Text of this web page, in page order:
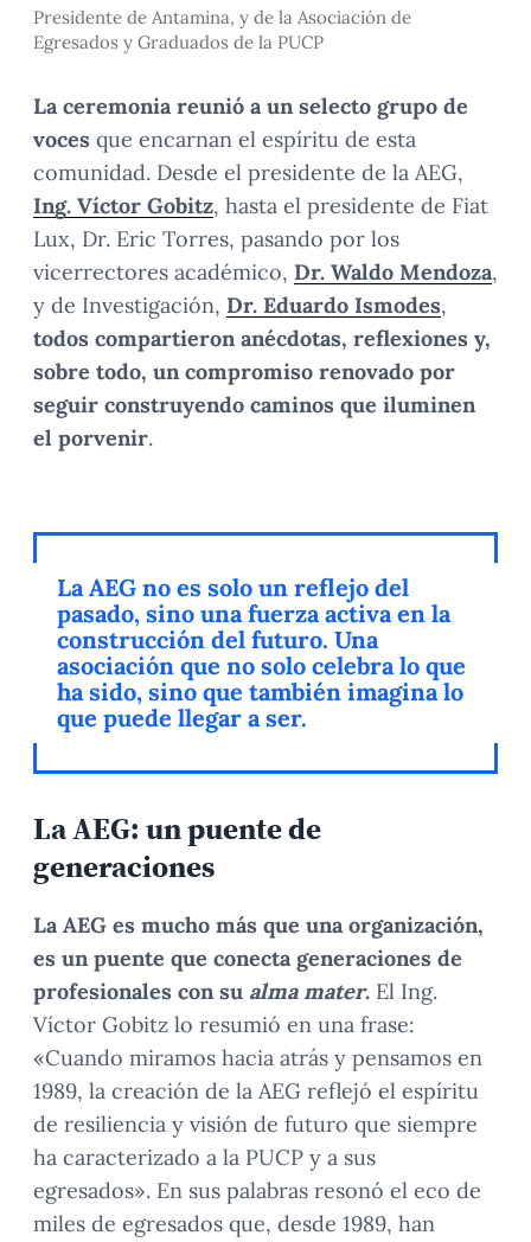
Presidente de Antamina, y de la Asociación de
Egresados y Graduados de la PUCP
La ceremonia reunió a un selecto grupo de
voces que encarnan el espíritu de esta
comunidad. Desde el presidente de la AEG,
Ing. Víctor Gobitz, hasta el presidente de Fiat
Lux, Dr. Eric Torres, pasando por los
vicerrectores académico, Dr. Waldo Mendoza,
y de Investigación, Dr. Eduardo Ismodes,
todos compartieron anécdotas, reflexiones y,
sobre todo, un compromiso renovado por
seguir construyendo caminos que iluminen
el porvenir.
La AEG no es solo un reflejo del
pasado, sino una fuerza activa en la
construcción del futuro. Una
asociación que no solo celebra lo que
ha sido, sino que también imagina lo
que puede llegar a ser.
La AEG: un puente de
generaciones
La AEG es mucho más que una organización,
es un puente que conecta generaciones de
profesionales con su alma mater. El Ing.
Víctor Gobitz lo resumió en una frase:
«Cuando miramos hacia atrás y pensamos en
1989, la creación de la AEG reflejó el espíritu
de resiliencia y visión de futuro que siempre
ha caracterizado a la PUCP y a sus
egresados». En sus palabras resonó el eco de
miles de egresados que, desde 1989, han